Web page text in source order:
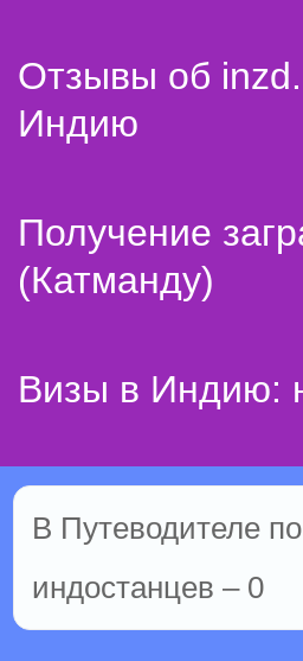
Отзывы об
Индию
Получение
(Катманду)
Визы в Индию:
В Путеводителе
индостанцев – 0